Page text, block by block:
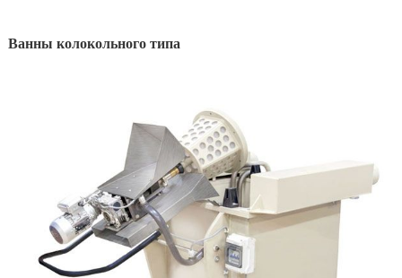
Ванны колокольного типа